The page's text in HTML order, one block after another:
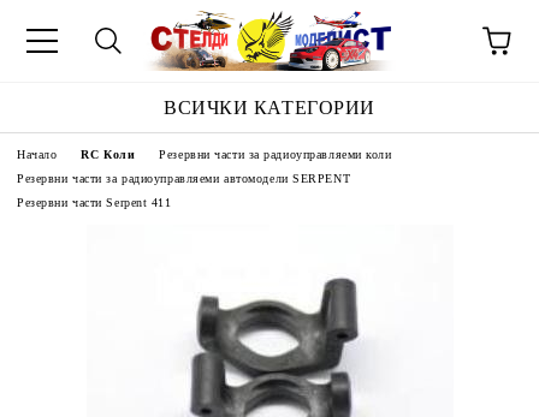
ВСИЧКИ КАТЕГОРИИ
Начало RC Коли
Резервни части за радиоуправляеми коли
Резервни части за радиоуправляеми автомодели SERPENT
Резервни части Serpent 411